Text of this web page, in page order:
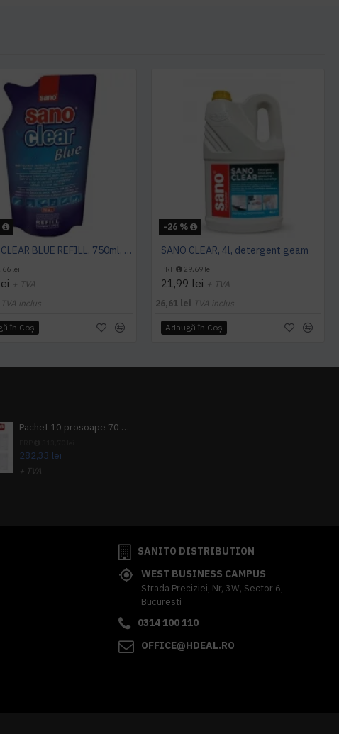
SANO CLEAR BLUE REFILL, 750ml, detergent geam
lei
+ TVA
TVA inclus
în Coş
-26 %
SANO CLEAR, 4l, detergent geam
PRP 29,69 lei
21,99 lei + TVA
26,61 lei TVA inclus
Adaugă în Coş
Pachet 10 prosoape 70 x 140cm 9 + 1 gratuit
282,33 lei
+ TVA
SANITO DISTRIBUTION
WEST BUSINESS CAMPUS
Strada Preciziei, Nr, 3W, Sector 6,
Bucuresti
0314 100 110
OFFICE@HDEAL.RO